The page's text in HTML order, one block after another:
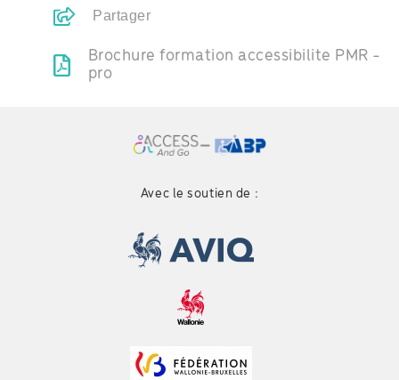
Partager
Brochure formation accessibilite PMR -
pro
Avec le soutien de :